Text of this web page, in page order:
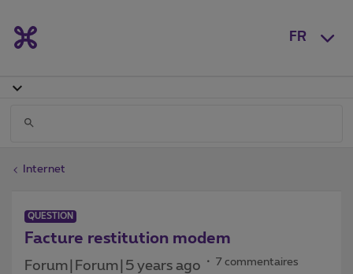
FR
Internet
QUESTION
Facture restitution modem
Forum|Forum|5 years ago 7 commentaires